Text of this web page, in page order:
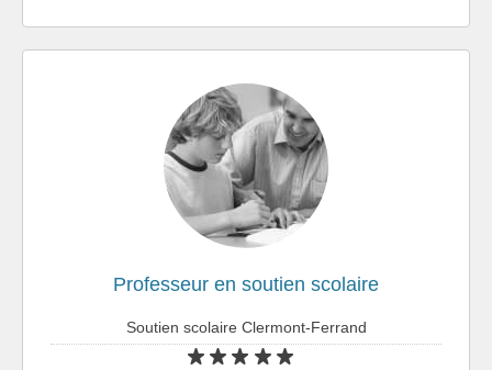
Professeur en soutien scolaire
Soutien scolaire Clermont-Ferrand